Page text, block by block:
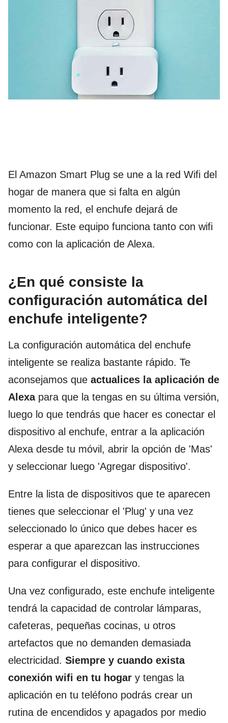
El Amazon Smart Plug se une a la red Wifi del
hogar de manera que si falta en algún
momento la red, el enchufe dejará de
funcionar. Este equipo funciona tanto con wifi
como con la aplicación de Alexa.
¿En qué consiste la
configuración automática del
enchufe inteligente?
La configuración automática del enchufe
inteligente se realiza bastante rápido. Te
aconsejamos que actualices la aplicación de
Alexapara que la tengas en su última versión,
luego lo que tendrás que hacer es conectar el
dispositivo al enchufe, entrar a la aplicación
Alexa desde tu móvil, abrir la opción de 'Mas'
y seleccionar luego 'Agregar dispositivo'.
Entre la lista de dispositivos que te aparecen
tienes que seleccionar el 'Plug' y una vez
seleccionado lo único que debes hacer es
esperar a que aparezcan las instrucciones
para configurar el dispositivo.
Una vez configurado, este enchufe inteligente
tendrá la capacidad de controlar lámparas,
cafeteras, pequeñas cocinas, u otros
artefactos que no demanden demasiada
electricidad. Siempre y cuando exista
conexión wifi en tu hogar y tengas la
aplicación en tu teléfono podrás crear un
rutina de encendidos y apagados por medio